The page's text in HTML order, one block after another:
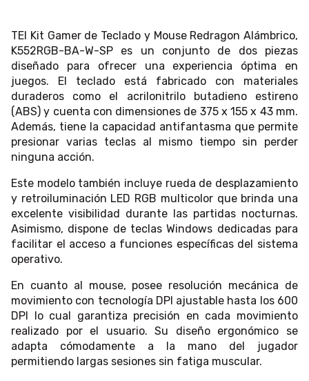
TEl Kit Gamer de Teclado y Mouse Redragon Alámbrico,
K552RGB-BA-W-SP es un conjunto de dos piezas
diseñado para ofrecer una experiencia óptima en
juegos. El teclado está fabricado con materiales
duraderos como el acrilonitrilo butadieno estireno
(ABS) y cuenta con dimensiones de 375 x 155 x 43 mm.
Además, tiene la capacidad antifantasma que permite
presionar varias teclas al mismo tiempo sin perder
ninguna acción.
Este modelo también incluye rueda de desplazamiento
y retroiluminación LED RGB multicolor que brinda una
excelente visibilidad durante las partidas nocturnas.
Asimismo, dispone de teclas Windows dedicadas para
facilitar el acceso a funciones específicas del sistema
operativo.
En cuanto al mouse, posee resolución mecánica de
movimiento con tecnología DPI ajustable hasta los 600
DPI lo cual garantiza precisión en cada movimiento
realizado por el usuario. Su diseño ergonómico se
adapta cómodamente a la mano del jugador
permitiendo largas sesiones sin fatiga muscular.